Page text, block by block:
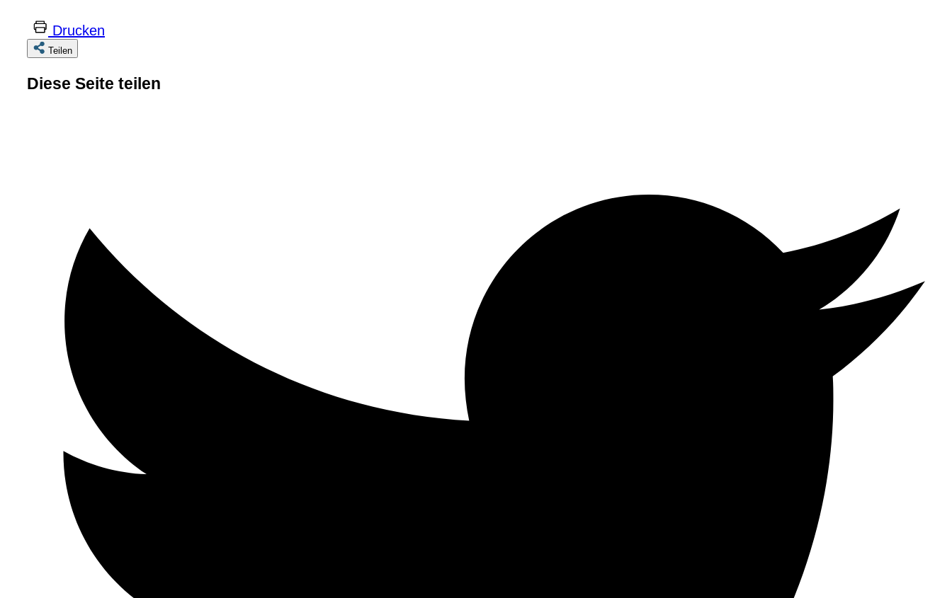
Drucken
Teilen
Diese Seite teilen